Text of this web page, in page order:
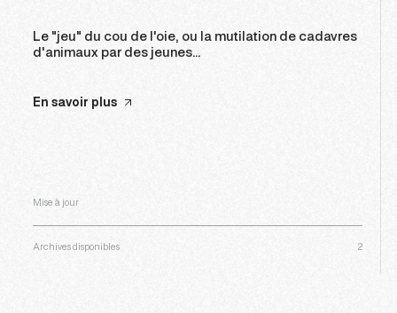
Le "jeu" du cou de l'oie, ou la mutilation de cadavres
d'animaux par des jeunes...
En savoir plus
Mise à jour
Archives disponibles 2